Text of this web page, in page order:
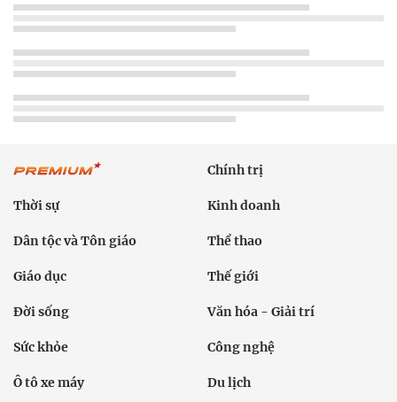
Chính trị
Thời sự Kinh doanh
Dân tộc và Tôn giáo Thể thao
Giáo dục Thế giới
Đời sống Văn hóa - Giải trí
Sức khỏe Công nghệ
Ô tô xe máy Du lịch